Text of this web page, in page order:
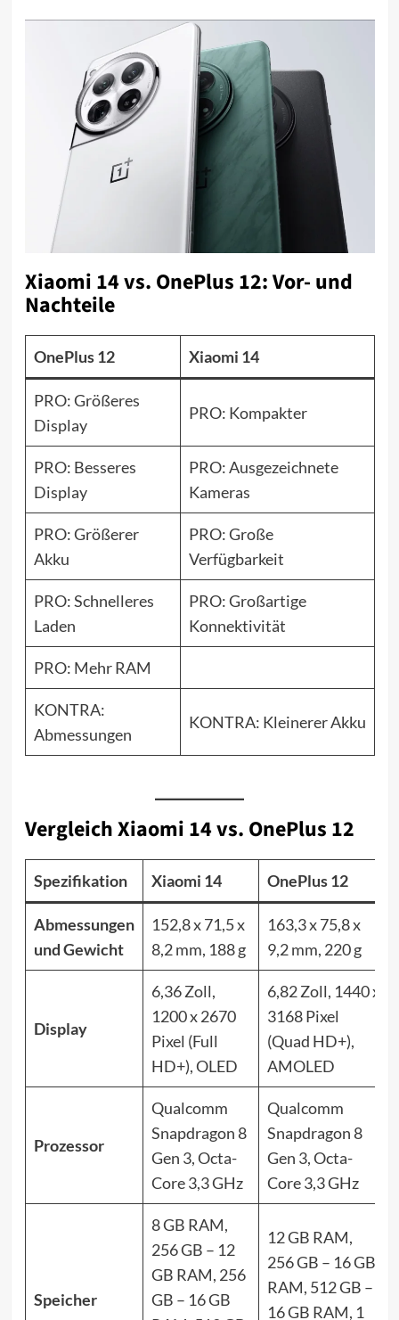
Xiaomi 14 vs. OnePlus 12: Vor- und
Nachteile
OnePlus 12 Xiaomi 14
PRO: Größeres
Display
PRO: Kompakter
PRO: Besseres
Display
PRO: Ausgezeichnete
Kameras
PRO: Größerer
Akku
PRO: Große
Verfügbarkeit
PRO: Schnelleres
Laden
PRO: Großartige
Konnektivität
PRO: Mehr RAM
KONTRA:
Abmessungen
KONTRA: Kleinerer Akku
VergleichXiaomi 14 vs. OnePlus 12
Spezifikation Xiaomi 14 OnePlus 12
Abmessungen
und Gewicht
152,8 x 71,5 x
8,2 mm, 188 g
163,3 x 75,8 x
9,2 mm, 220 g
Display
6,36 Zoll,
1200 x 2670
Pixel (Full
HD+), OLED
6,82 Zoll, 1440 x
3168 Pixel
(Quad HD+),
AMOLED
Prozessor
Qualcomm
Snapdragon 8
Gen 3, Octa-
Core 3,3 GHz
Qualcomm
Snapdragon 8
Gen 3, Octa-
Core 3,3 GHz
Speicher
8 GB RAM,
256 GB – 12
GB RAM, 256
GB – 16 GB
12 GB RAM,
256 GB – 16 GB
RAM, 512 GB –
16 GB RAM, 1